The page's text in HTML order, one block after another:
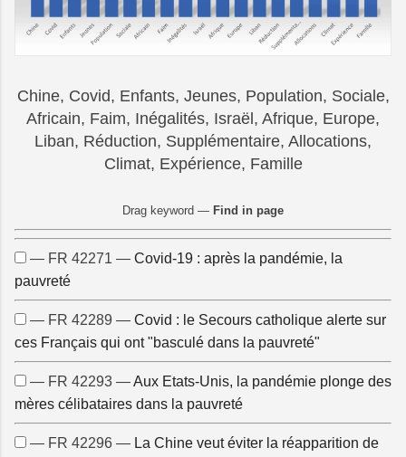
Chine, Covid, Enfants, Jeunes, Population, Sociale,
Africain, Faim, Inégalités, Israël, Afrique, Europe,
Liban, Réduction, Supplémentaire, Allocations,
Climat, Expérience, Famille
Drag keyword — Find in page
— FR 42271 — Covid-19 : après la pandémie, la
pauvreté
— FR 42289 — Covid : le Secours catholique alerte sur
ces Français qui ont "basculé dans la pauvreté"
— FR 42293 —Aux Etats-Unis, la pandémie plonge des
mères célibataires dans la pauvreté
— FR 42296 — La Chine veut éviter la réapparition de